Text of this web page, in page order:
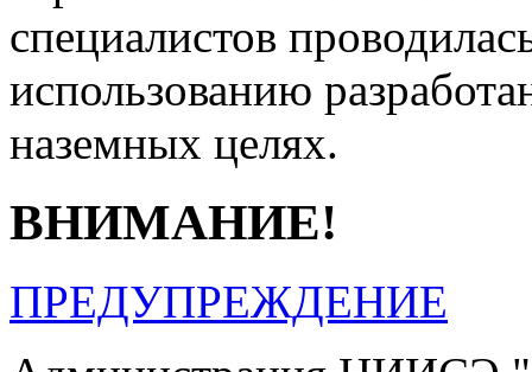
специалистов
использованию
наземных целях.
ВНИМАНИЕ!
ПРЕДУПРЕЖДЕНИЕ